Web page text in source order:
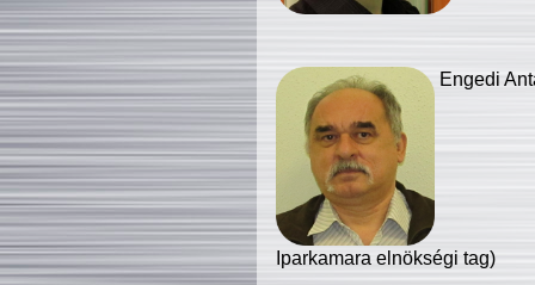
Engedi
Iparkamara elnökségi tag)